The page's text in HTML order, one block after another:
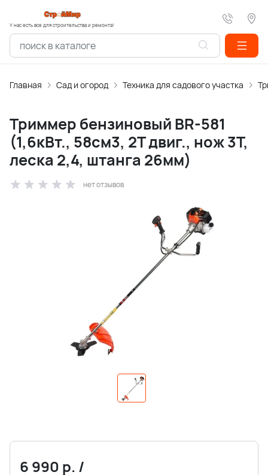
У нас есть все для строительства и ремонта!
Главная Сад и огород Техника для садового участка
Триммер бензиновый BR-581
(1,6кВт., 58см3, 2Т двиг., нож 3Т,
леска 2,4, штанга 26мм)
нет отзывов
6 990 р. /